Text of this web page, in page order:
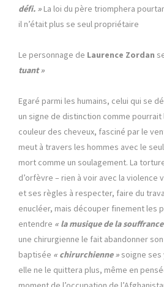
défi. » La loi du père triomphera
il n’était plus se seul propriétaire
Le personnage de Laurence Zordan
tuant »
Egaré parmi les humains, celui qui se
un signe de distinction comme pourrait
couleur des cheveux, fasciné par le
meut à travers les hommes avec le
mort comme un soulagement. La
d’orfèvre – rien à voir avec la violence
et ses règles à respecter, faire du
enucléer, mais découper finement les
entendre « la musique de la
une chirurgienne le fait abandonner
baptisée « chirurchienne » soigne ses
elle ne le quittera plus, même en